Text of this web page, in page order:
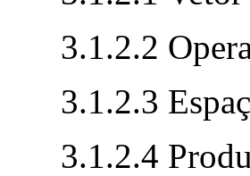
3.1.2.2
3.1.2.3
3.1.2.4